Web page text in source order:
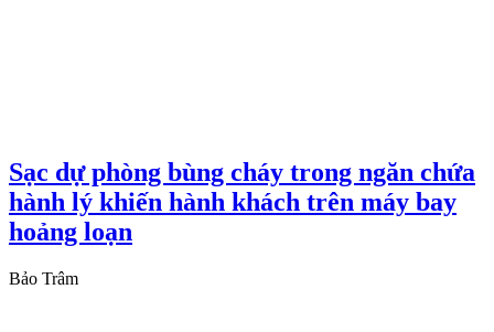
Sạc dự phòng bùng cháy trong ngăn chứa
hành lý khiến hành khách trên máy bay
hoảng loạn
Bảo Trâm